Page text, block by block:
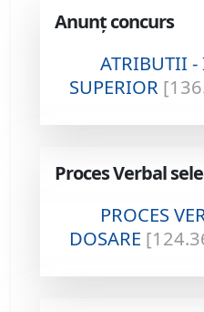
Anunț concurs
ATRIBUTII -
SUPERIOR
Proces Verbal
PROCES
DOSARE